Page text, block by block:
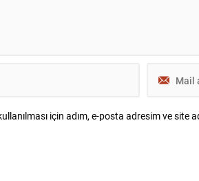
için adım, e-posta adresim ve site